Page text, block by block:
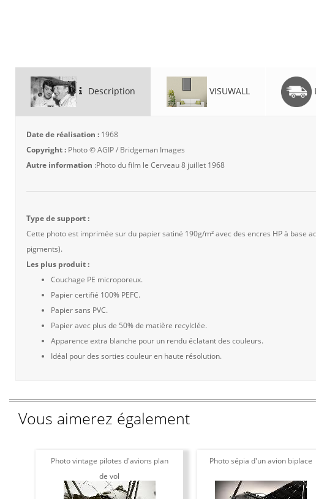
Description VISUWALL
Date de réalisation : 1968
Copyright : Photo © AGIP / Bridgeman Images
Autre information :Photo du film le Cerveau 8 juillet 1968
Type de support :
Cette photo est imprimée sur du papier satiné 190g/m² avec des encres HP à base
pigments).
Les plus produit :
Couchage PE microporeux.
Papier certifié 100% PEFC.
Papier sans PVC.
Papier avec plus de 50% de matière recylclée.
Apparence extra blanche pour un rendu éclatant des couleurs.
Idéal pour des sorties couleur en haute résolution.
Vous aimerez également
Photo vintage pilotes d'avions plan
de vol
Photo sépia d'un avion biplace